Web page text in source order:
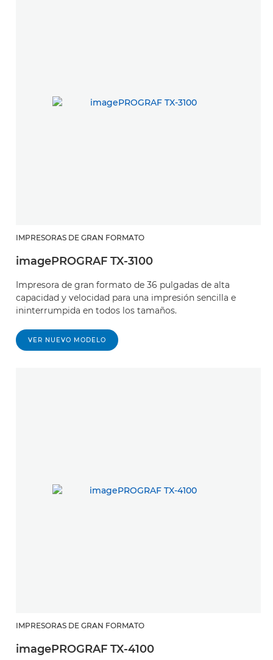
IMPRESORAS DE GRAN FORMATO
imagePROGRAF TX-3100
Impresora de gran formato de 36 pulgadas de alta
capacidad y velocidad para una impresión sencilla e
ininterrumpida en todos los tamaños.
VER NUEVO MODELO
IMPRESORAS DE GRAN FORMATO
imagePROGRAF TX-4100